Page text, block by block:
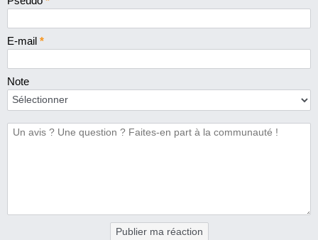
E-mail *
Note
Publier ma réaction